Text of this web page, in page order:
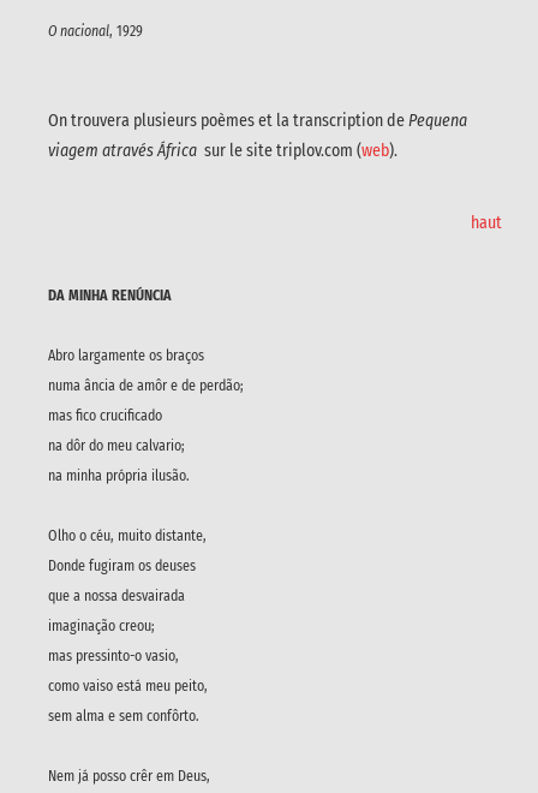
O nacional, 1929
On trouvera plusieurs poèmes et la transcription dePequena
viagem através África sur le site triplov.com (web).
haut
DA MINHA RENÚNCIA
Abro largamente os braços
numa ância de amôr e de perdão;
mas fico crucificado
na dôr do meu calvario;
na minha própria ilusão.
Olho o céu, muito distante,
Donde fugiram os deuses
que a nossa desvairada
imaginação creou;
mas pressinto-o vasio,
como vaiso está meu peito,
sem alma e sem confôrto.
Nem já posso crêr em Deus,